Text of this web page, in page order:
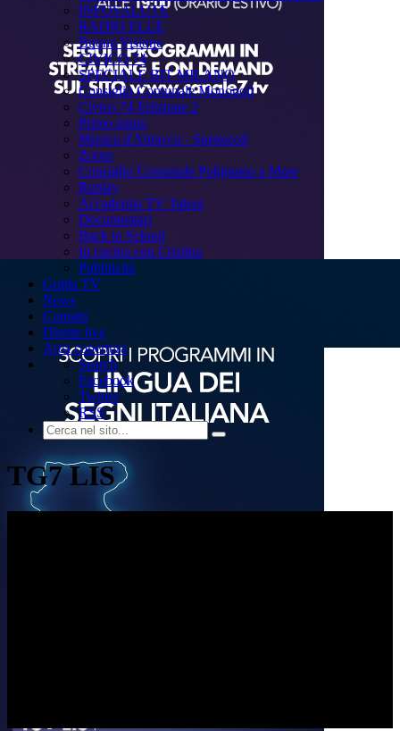
INFOSALUTE
RADIO ELLE
Buona Visione
CIVICO 74
SPECIALE BIT MILANO
Consiglio Comunale Monopoli
Civico 74 Edizione 2
Primo piano
Musica d'Attracco - Spettacoli
Zoom
Consiglio Comunale Polignano a Mare
Replay
Accademia TV Talent
Documentari
Back to School
In cucina con Cristina
Pubblicità
Guida TV
News
Contatti
Dirette live
Area copertura
Search
Facebook
Twitter
RSS
TG7 LIS